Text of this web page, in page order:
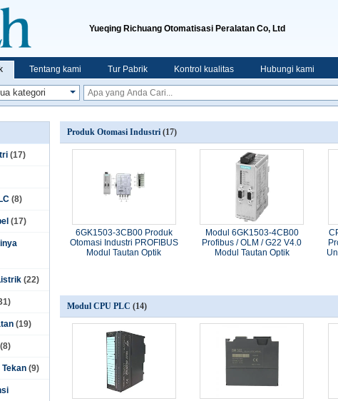
Yueqing Richuang Otomatisasi Peralatan Co, Ltd
Tentang kami Tur Pabrik Kontrol kualitas Hubungi kami
(17)
(8)
(17)
(22)
(19)
(8)
(9)
Produk Otomasi Industri (17)
6GK1503-3CB00 Produk
Otomasi Industri PROFIBUS
Modul Tautan Optik
Modul 6GK1503-4CB00
Profibus / OLM / G22 V4.0
Modul Tautan Optik
Modul CPU PLC (14)